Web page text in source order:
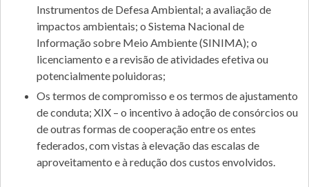
Instrumentos de Defesa Ambiental; a avaliação de
impactos ambientais; o Sistema Nacional de
Informação sobre Meio Ambiente (SINIMA); o
licenciamento e a revisão de atividades efetiva ou
potencialmente poluidoras;
Os termos de compromisso e os termos de ajustamento
de conduta; XIX – o incentivo à adoção de consórcios ou
de outras formas de cooperação entre os entes
federados, com vistas à elevação das escalas de
aproveitamento e à redução dos custos envolvidos.